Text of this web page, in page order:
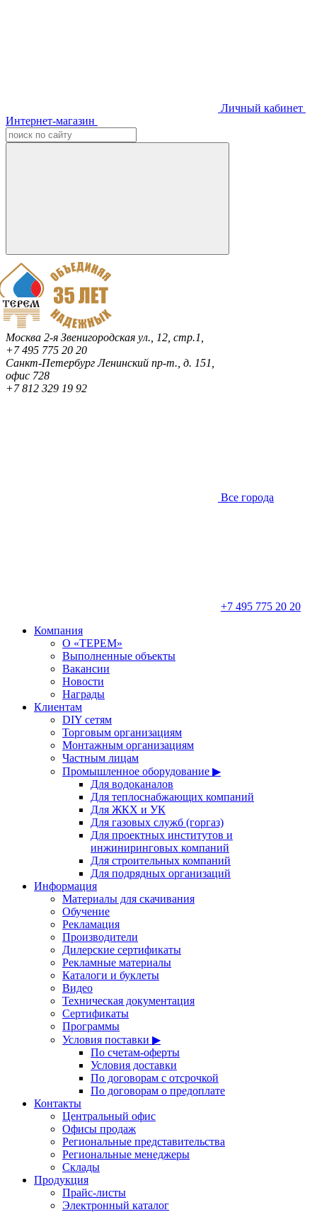
Личный кабинет
Интернет-магазин
Москва 2-я Звенигородская ул., 12, стр.1,
+7 495 775 20 20
Санкт-ПетербургЛенинский пр-т., д. 151,
офис 728
+7 812 329 19 92
Все города
+7 495 775 20 20
Компания
О «ТЕРЕМ»
Выполненные объекты
Вакансии
Новости
Награды
Клиентам
DIY сетям
Торговым организациям
Монтажным организациям
Частным лицам
Промышленное оборудование ▶
Для водоканалов
Для теплоснабжающих компаний
Для ЖКХ и УК
Для газовых служб (горгаз)
Для проектных институтов и
инжиниринговых компаний
Для строительных компаний
Для подрядных организаций
Информация
Материалы для скачивания
Обучение
Рекламация
Производители
Дилерские сертификаты
Рекламные материалы
Каталоги и буклеты
Видео
Техническая документация
Сертификаты
Программы
Условия поставки ▶
По счетам-оферты
Условия доставки
По договорам с отсрочкой
По договорам о предоплате
Контакты
Центральный офис
Офисы продаж
Региональные представительства
Региональные менеджеры
Склады
Продукция
Прайс-листы
Электронный каталог